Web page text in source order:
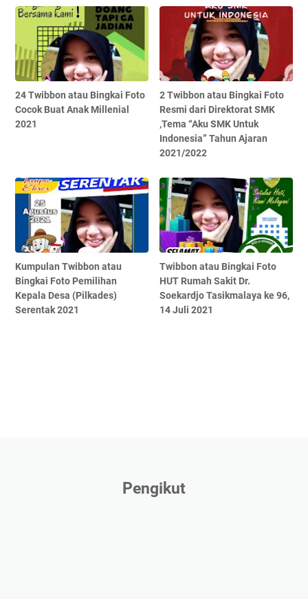
24 Twibbon atau Bingkai Foto
Cocok Buat Anak Millenial
2021
2 Twibbon atau Bingkai Foto
Resmi dari Direktorat SMK
,Tema “Aku SMK Untuk
Indonesia” Tahun Ajaran
2021/2022
Kumpulan Twibbon atau
Bingkai Foto Pemilihan
Kepala Desa (Pilkades)
Serentak 2021
Twibbon atau Bingkai Foto
HUT Rumah Sakit Dr.
Soekardjo Tasikmalaya ke 96,
14 Juli 2021
Pengikut